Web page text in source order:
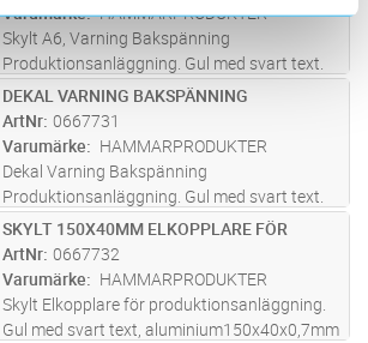
110x150x0,7mm, alumi...läs mer
Varumärke HAMMARPRODUKTER
Skylt A6, Varning Bakspänning
Produktionsanläggning. Gul med svart text.
110x150x0,7mm aluminium
ST Lägg i kundvagn
DEKAL VARNING BAKSPÄNNING
ArtNr 0667731
Varumärke
HAMMARPRODUKTER
Dekal Varning Bakspänning
Produktionsanläggning. Gul med svart text.
35x50mm, självhäftande Ark med 10 st
dekaler.
ST Lägg i kundvagn
SKYLT 150X40MM ELKOPPLARE FÖR
ArtNr 0667732
Varumärke
HAMMARPRODUKTER
Skylt Elkopplare för produktionsanläggning.
Gul med svart text, aluminium150x40x0,7mm